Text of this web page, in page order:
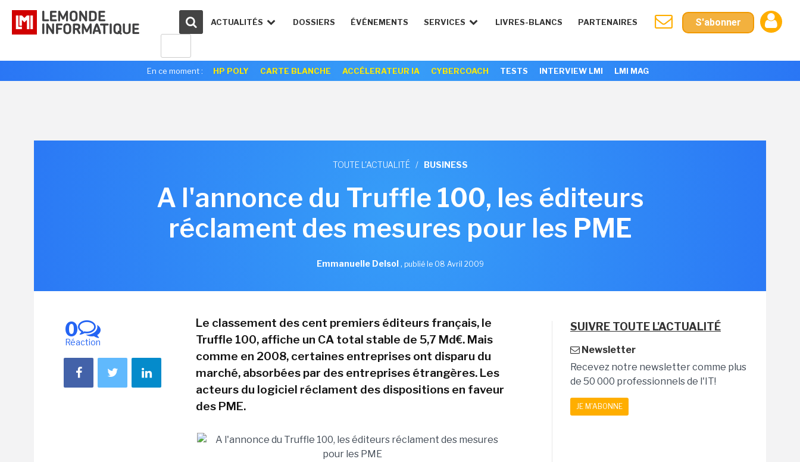
ACTUALITÉS DOSSIERS ÉVÉNEMENTS SERVICES LIVRES-BLANCS PARTENAIRES S'abonner
En ce moment : HP POLY CARTE BLANCHE ACCÉLERATEUR IA CYBERCOACH TESTS INTERVIEW LMI LMI MAG
TOUTE L'ACTUALITÉ / BUSINESS
A l'annonce du Truffle 100, les éditeurs
réclament des mesures pour les PME
Emmanuelle Delsol, publié le 08 Avril 2009
0
Réaction
Le classement des cent premiers éditeurs français, le
Truffle 100, affiche un CA total stable de 5,7 Md€. Mais
comme en 2008, certaines entreprises ont disparu du
marché, absorbées par des entreprises étrangères. Les
acteurs du logiciel réclament des dispositions en faveur
des PME.
SUIVRE TOUTE L'ACTUALITÉ
Newsletter
Recevez notre newsletter comme plus
de 50 000 professionnels de l'IT!
JE M'ABONNE